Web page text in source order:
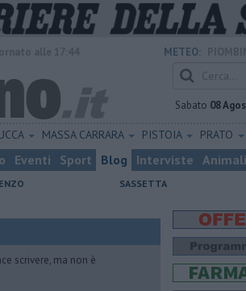
METEO:
Sabato 08
MASSA CARRARA PISTOIA PRATO
Eventi Sport Blog Interviste Animali
SASSETTA
scrivere, ma non è